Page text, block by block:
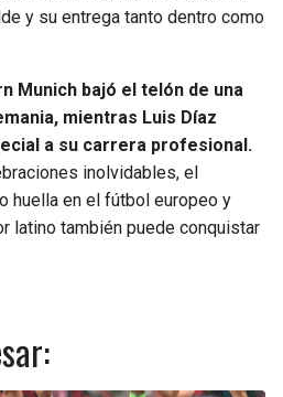
y su entrega tanto dentro como
Munich bajó el telón de una
mientras Luis Díaz
a su carrera profesional.
inolvidables, el
huella en el fútbol europeo y
latino también puede conquistar